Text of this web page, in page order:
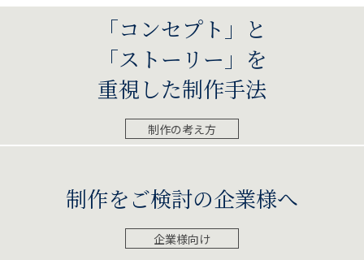
「コンセプト」と
「ストーリー」を
重視した制作手法
制作の考え方
制作をご検討の企業様へ
企業様向け